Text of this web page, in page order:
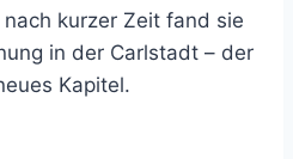
kurzer Zeit fand sie
in der Carlstadt – der
Kapitel.